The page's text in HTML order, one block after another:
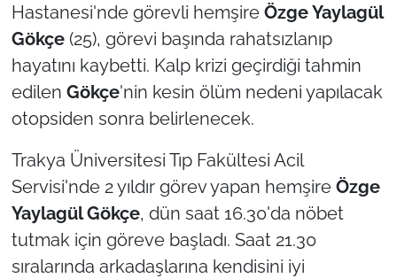
Hastanesi'nde görevli hemşire Özge Yaylagül
Gökçe(25), görevi başında rahatsızlanıp
hayatını kaybetti. Kalp krizi geçirdiği tahmin
edilen Gökçe'nin kesin ölüm nedeni yapılacak
otopsiden sonra belirlenecek.
Trakya Üniversitesi Tıp Fakültesi Acil
Servisi'nde 2 yıldır görev yapan hemşire Özge
Yaylagül Gökçe, dün saat 16.30'da nöbet
tutmak için göreve başladı. Saat 21.30
sıralarında arkadaşlarına kendisini iyi
KIRKLARELİ
ÇANAKKALE
TÜRKİYE
Bölge
Güvenlik